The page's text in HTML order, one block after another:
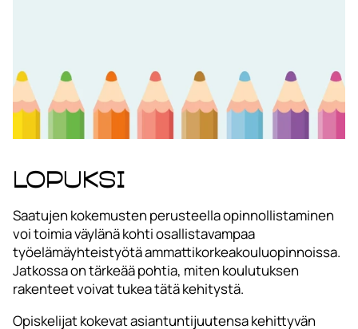
Lopuksi
Saatujen kokemusten perusteella opinnollistaminen
voi toimia väylänä kohti osallistavampaa
työelämäyhteistyötä ammattikorkeakouluopinnoissa.
Jatkossa on tärkeää pohtia, miten koulutuksen
rakenteet voivat tukea tätä kehitystä.
Opiskelijat kokevat asiantuntijuutensa kehittyvän